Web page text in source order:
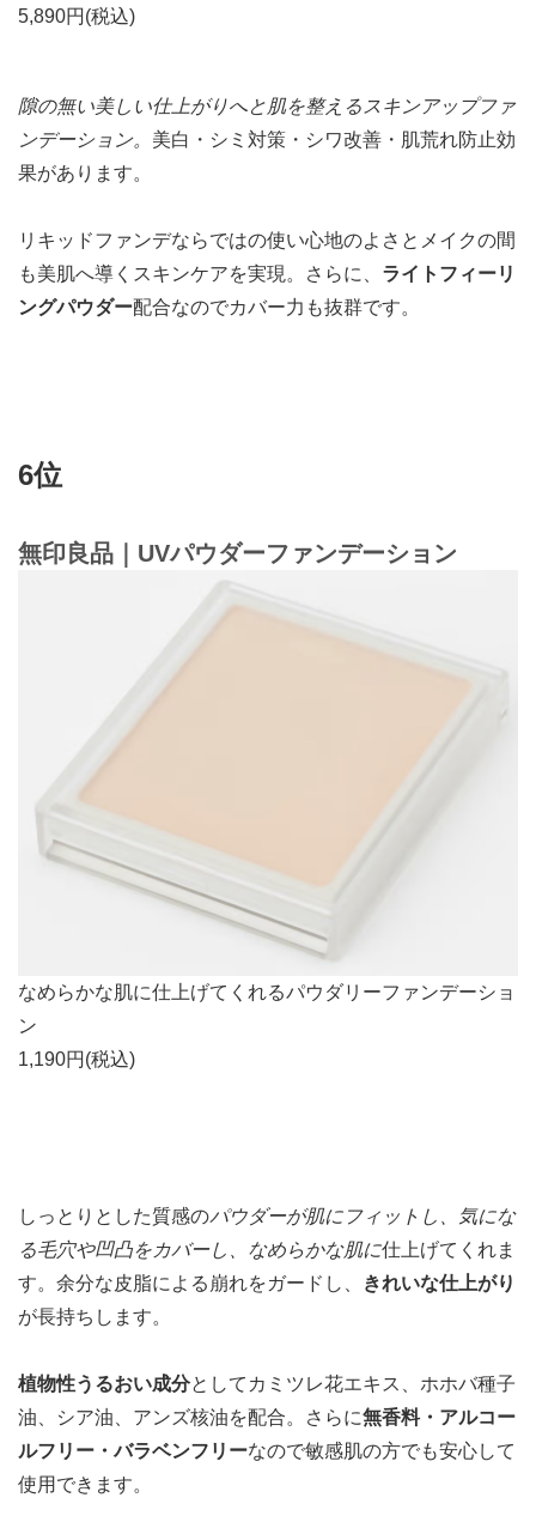
5,890円(税込)
隙の無い美しい仕上がりへと肌を整えるスキンアップファ
ンデーション。 美白・シミ対策・シワ改善・肌荒れ防止効
果があります。
リキッドファンデならではの使い心地のよさとメイクの間
も美肌へ導くスキンケアを実現。さらに、 ライトフィーリ
ングパウダー配合なのでカバー力も抜群です。
6位
無印良品｜UVパウダーファンデーション
なめらかな肌に仕上げてくれるパウダリーファンデーショ
ン
1,190円(税込)
しっとりとした質感のパウダーが肌にフィットし、気にな
る毛穴や凹凸をカバーし、なめらかな肌に仕上げてくれま
す。余分な皮脂による崩れをガードし、
きれいな仕上がり
が長持ちします。
植物性うるおい成分としてカミツレ花エキス、ホホバ種子
油、シア油、アンズ核油を配合。さらに無香料・アルコー
ルフリー・バラベンフリーなので敏感肌の方でも安心して
使用できます。